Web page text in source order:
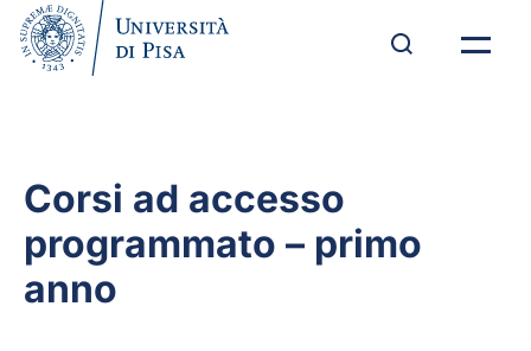
Corsi ad accesso
programmato – primo
anno